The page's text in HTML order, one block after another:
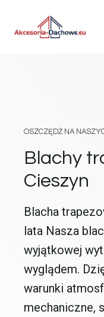
OSZCZĘDŹ NA
Blachy
Cieszyn
Blacha
lata Nasza
wyjątkowej
wyglądem.
warunki
mechaniczne,